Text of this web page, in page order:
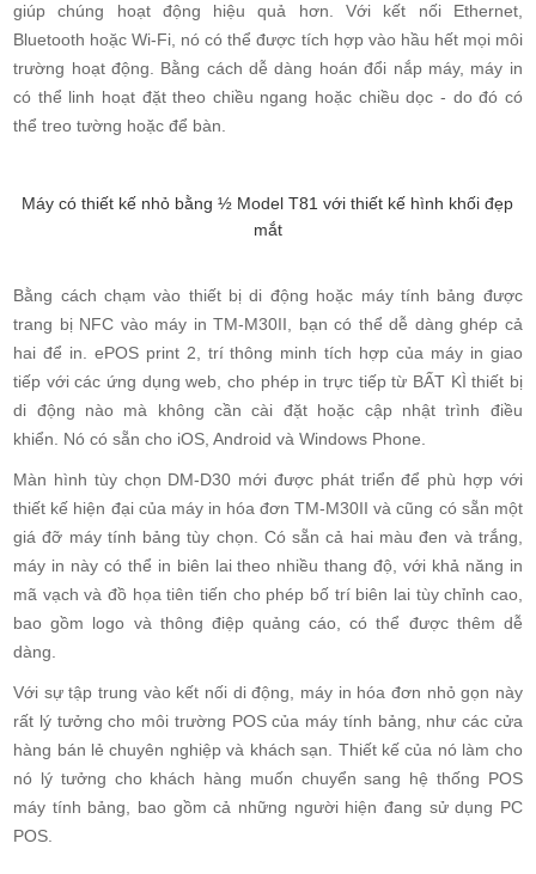
giúp chúng hoạt động hiệu quả hơn. Với kết nối Ethernet,
Bluetooth hoặc Wi-Fi, nó có thể được tích hợp vào hầu hết mọi môi
trường hoạt động. Bằng cách dễ dàng hoán đổi nắp máy, máy in
có thể linh hoạt đặt theo chiều ngang hoặc chiều dọc - do đó có
thể treo tường hoặc để bàn.
Máy có thiết kế nhỏ bằng ½ Model T81 với thiết kế hình khối đẹp
mắt
Bằng cách chạm vào thiết bị di động hoặc máy tính bảng được
trang bị NFC vào máy in TM-M30II, bạn có thể dễ dàng ghép cả
hai để in. ePOS print 2, trí thông minh tích hợp của máy in giao
tiếp với các ứng dụng web, cho phép in trực tiếp từ BẤT KÌ thiết bị
di động nào mà không cần cài đặt hoặc cập nhật trình điều
khiển. Nó có sẵn cho iOS, Android và Windows Phone.
Màn hình tùy chọn DM-D30 mới được phát triển để phù hợp với
thiết kế hiện đại của máy in hóa đơn TM-M30II và cũng có sẵn một
giá đỡ máy tính bảng tùy chọn. Có sẵn cả hai màu đen và trắng,
máy in này có thể in biên lai theo nhiều thang độ, với khả năng in
mã vạch và đồ họa tiên tiến cho phép bố trí biên lai tùy chỉnh cao,
bao gồm logo và thông điệp quảng cáo, có thể được thêm dễ
dàng.
Với sự tập trung vào kết nối di động, máy in hóa đơn nhỏ gọn này
rất lý tưởng cho môi trường POS của máy tính bảng, như các cửa
hàng bán lẻ chuyên nghiệp và khách sạn. Thiết kế của nó làm cho
nó lý tưởng cho khách hàng muốn chuyển sang hệ thống POS
máy tính bảng, bao gồm cả những người hiện đang sử dụng PC
POS.